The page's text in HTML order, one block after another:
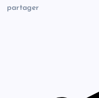
partager